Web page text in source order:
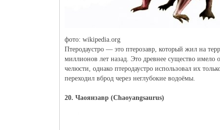
фото: wikipedia.org
Птеродаустро — это птерозавр, который жил на
миллионов лет назад. Это древнее существо
челюсти, однако птеродаустро использовал их
переходил вброд через неглубокие водоёмы.
20. Чаоянзавр (Chaoyangsaurus)